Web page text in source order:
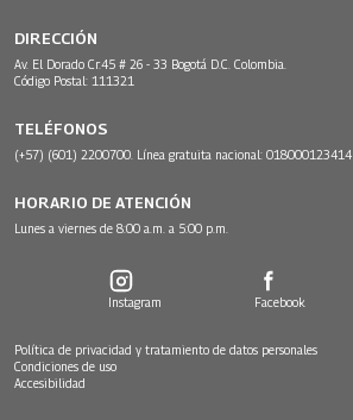
DIRECCIÓN
Av. El Dorado Cr.45 # 26 - 33 Bogotá D.C. Colombia.
Código Postal: 111321
TELÉFONOS
(+57) (601) 2200700. Línea gratuita nacional: 018000123414
HORARIO DE ATENCIÓN
Lunes a viernes de 8:00 a.m. a 5:00 p.m.
Instagram Facebook
Política de privacidad y tratamiento de datos personales
Condiciones de uso
Accesibilidad